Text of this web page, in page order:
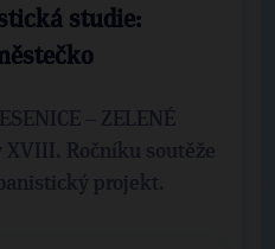
studie:
– ZELENÉ
XVIII. Ročníku soutěže
projekt.